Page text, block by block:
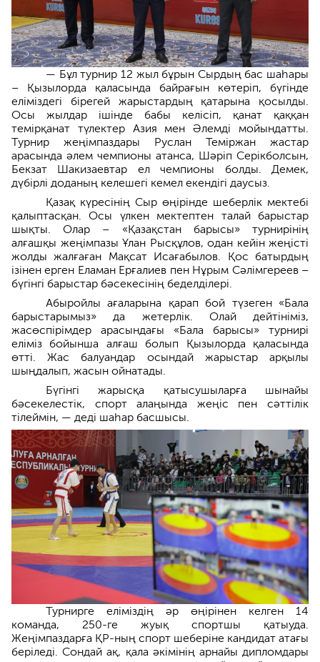
— Бұл турнир 12 жыл бұрын Сырдың бас шаһары
– Қызылорда қаласында байрағын көтеріп, бүгінде
еліміздегі бірегей жарыстардың қатарына қосылды.
Осы жылдар ішінде бабы келісіп, қанат қаққан
темірқанат түлектер Азия мен Әлемді мойындатты.
Турнир жеңімпаздары Руслан Теміржан жастар
арасында әлем чемпионы атанса, Шәріп Серікболсын,
Бекзат Шакизаевтар ел чемпионы болды. Демек,
дүбірлі доданың келешегі кемел екендігі даусыз.
Қазақ күресінің Сыр өңірінде шеберлік мектебі
қалыптасқан. Осы үлкен мектептен талай барыстар
шықты. Олар – «Қазақстан барысы» турнирінің
алғашқы жеңімпазы Ұлан Рысқұлов, одан кейін жеңісті
жолды жалғаған Мақсат Исағабылов. Қос батырдың
ізінен ерген Еламан Ерғалиев пен Нұрым Сәлімгереев –
бүгінгі барыстар бәсекесінің беделділері.
Абыройлы ағаларына қарап бой түзеген «Бала
барыстарымыз» да жетерлік. Олай дейтініміз,
жасөспірімдер арасындағы «Бала барысы» турнирі
еліміз бойынша алғаш болып Қызылорда қаласында
өтті. Жас балуандар осындай жарыстар арқылы
шыңдалып, жасын ойнатады.
Бүгінгі жарысқа қатысушыларға шынайы
бәсекелестік, спорт алаңында жеңіс пен сәттілік
тілеймін, — деді шаһар басшысы.
Турнирге еліміздің әр өңірінен келген 14
команда, 250-ге жуық спортшы қатыуда.
Жеңімпаздарға ҚР-ның спорт шеберіне кандидат атағы
беріледі. Сондай ақ, қала әкімінің арнайы дипломдары